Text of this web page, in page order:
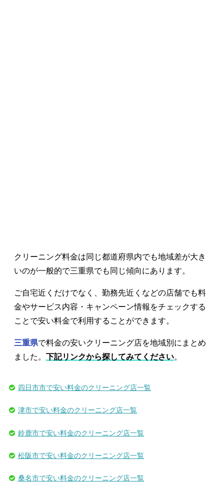
クリーニング料金は同じ都道府県内でも地域差が大き
いのが一般的で三重県でも同じ傾向にあります。
ご自宅近くだけでなく、勤務先近くなどの店舗でも料
金やサービス内容・キャンペーン情報をチェックする
ことで安い料金で利用することができます。
三重県で料金の安いクリーニング店を地域別にまとめ
ました。 下記リンクから探してみてください。
四日市市で安い料金のクリーニング店一覧
津市で安い料金のクリーニング店一覧
鈴鹿市で安い料金のクリーニング店一覧
松阪市で安い料金のクリーニング店一覧
桑名市で安い料金のクリーニング店一覧